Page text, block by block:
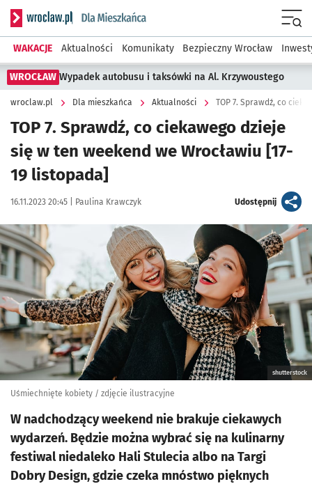
Serwis informacyjny wroclaw.pl podserwis: Dla mieszkańca
WAKACJE Aktualności Komunikaty Bezpieczny Wrocław
WROCŁAW Wypadek autobusu i taksówki na Al. Krzywoustego
wroclaw.pl Dla mieszkańca Aktualności
TOP 7. Sprawdź, co ciekawego dzieje
się w ten weekend we Wrocławiu [17-
19 listopada]
Data publikacji:
16.11.2023 20:45 | Autor:
Paulina Krawczyk Udostępnijartykuł
Kliknij, aby powiększyć
shutterstock
Uśmiechnięte kobiety / zdjęcie ilustracyjne
W nadchodzący weekend nie brakuje ciekawych
wydarzeń. Będzie można wybrać się na kulinarny
festiwal niedaleko Hali Stulecia albo na Targi
Dobry Design, gdzie czeka mnóstwo pięknych